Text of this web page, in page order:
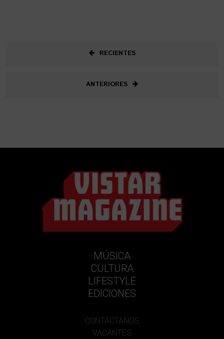
RECIENTES
ANTERIORES
MÚSICA
CULTURA
LIFESTYLE
EDICIONES
CONTÁCTANOS
VACANTES